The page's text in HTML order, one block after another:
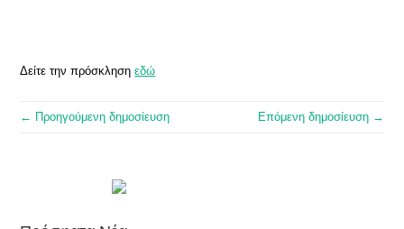
Δείτε την πρόσκλησηεδώ
← Προηγούμενη δημοσίευση Επόμενη δημοσίευση →